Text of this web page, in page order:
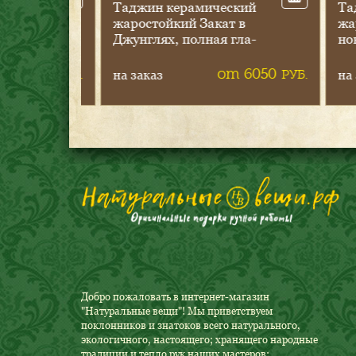
400 РУБ.
Тад­жин ке­рами­чес­кий
жа­рос­той­кий За­кат в
Джун­глях, пол­ная гла­
та+ду­хов­ка)
на заказ от 6050РУБ. на
Добро пожаловать в интернет-магазин
"Натуральные вещи"! Мы приветствуем
поклонников и знатоков всего натурального,
экологичного, настоящего; хранящего народные
традиции и тепло рук наших мастеров;